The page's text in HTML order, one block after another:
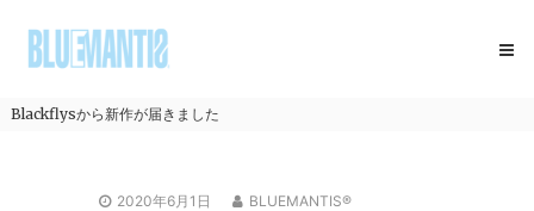
ツ
BLUEMANTIS
Blackflysから新作が届きました
2020年6月1日 BLUEMANTIS®